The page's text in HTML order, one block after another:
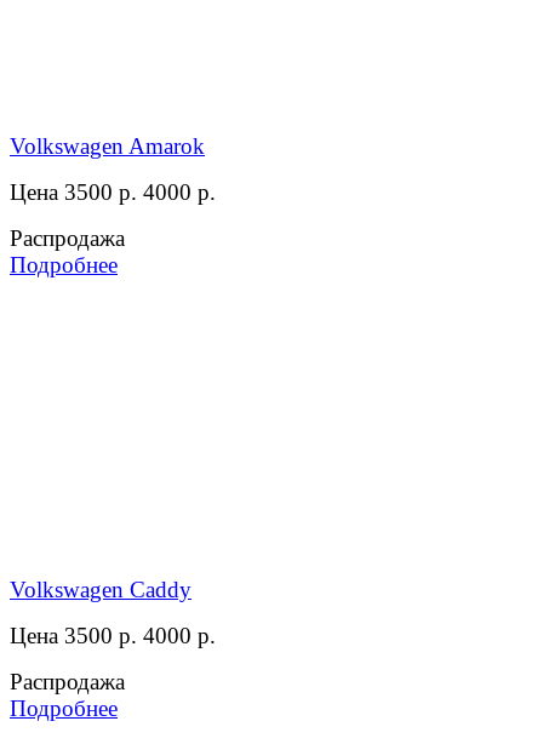
Volkswagen Amarok
Цена 3500 р. 4000 р.
Распродажа
Подробнее
Volkswagen Caddy
Цена 3500 р. 4000 р.
Распродажа
Подробнее